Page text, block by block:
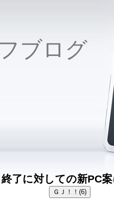
ブログ
了に対しての新PC